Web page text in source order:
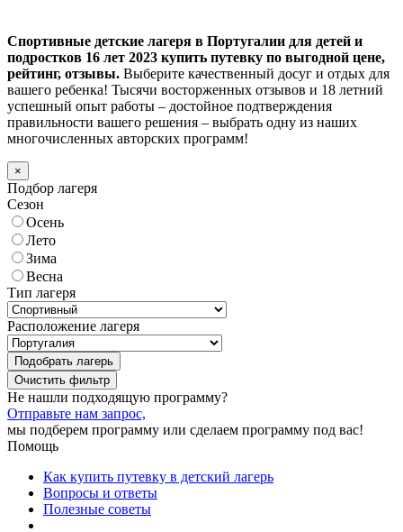
Спортивные детские лагеря в Португалии для детей и
подростков 16 лет 2023 купить путевку по выгодной цене,
рейтинг, отзывы. Выберите качественный досуг и отдых для
вашего ребенка! Тысячи восторженных отзывов и 18 летний
успешный опыт работы – достойное подтверждения
правильности вашего решения – выбрать одну из наших
многочисленных авторских программ!
×
Подбор лагеря
Сезон
Осень
Лето
Зима
Весна
Тип лагеря
Расположение лагеря
Подобрать лагерь
Не нашли подходящую программу?
Отправьте нам запрос,
мы подберем программу или сделаем программу под вас!
Помощь
Как купить путевку в детский лагерь
Вопросы и ответы
Полезные советы